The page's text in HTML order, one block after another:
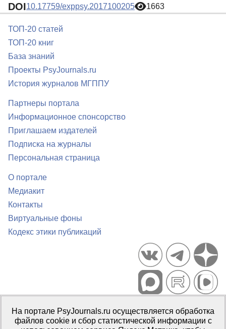
DOI10.17759/exppsy.2017100205 1663
ТОП-20 статей
ТОП-20 книг
База знаний
Проекты PsyJournals.ru
История журналов МГППУ
Партнеры портала
Информационное спонсорство
Приглашаем издателей
Подписка на журналы
Персональная страница
О портале
Медиакит
Контакты
Виртуальные фоны
Кодекс этики публикаций
Портал психологических изданий PsyJournals.ru, 2007–2026
Правила использования материалов
На портале PsyJournals.ru осуществляется обработка
файлов cookie и сбор статистической информации с